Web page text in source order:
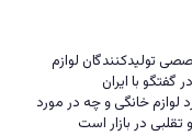
تولیدکنندگان لوازم
گفتگو با ایران
لوازم خانگی و چه در مورد
در بازار است